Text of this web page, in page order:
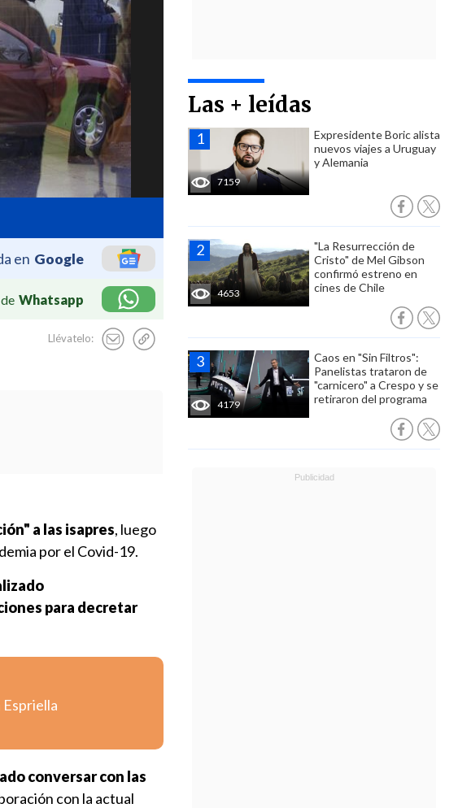
en Google
Whatsapp
Llévatelo:
Las + leídas
7159
Expresidente Boric alista
nuevos viajes a Uruguay
y Alemania
4653
"La Resurrección de
Cristo" de Mel Gibson
confirmó estreno en
cines de Chile
4179
Caos en "Sin Filtros":
Panelistas trataron de
"carnicero" a Crespo y se
retiraron del programa
a las isapres, luego
por el Covid-19.
para decretar
Espriella
conversar con las
con la actual